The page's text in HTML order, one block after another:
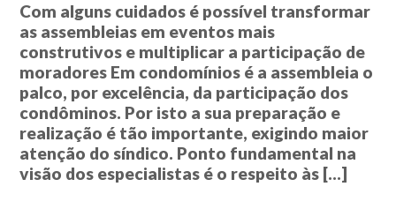
Com alguns cuidados é possível transformar
as assembleias em eventos mais
construtivos e multiplicar a participação de
moradores Em condomínios é a assembleia o
palco, por excelência, da participação dos
condôminos. Por isto a sua preparação e
realização é tão importante, exigindo maior
atenção do síndico. Ponto fundamental na
visão dos especialistas é o respeito às […]